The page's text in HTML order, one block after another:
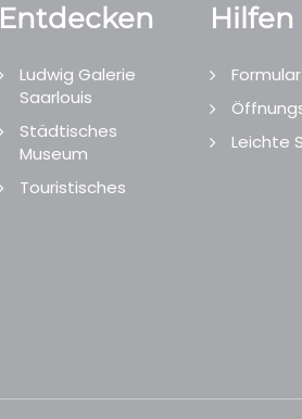
Entdecken
Ludwig Galerie
Saarlouis
Städtisches
Museum
Touristisches
Hilfen
Leichte